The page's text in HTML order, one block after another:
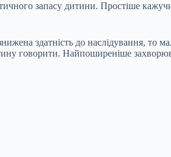
запасу дитини. Простіше
здатність до наслідування, то
говорити. Найпоширеніше